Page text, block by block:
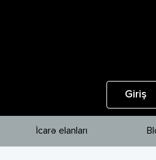
Giriş
İcarə elanları